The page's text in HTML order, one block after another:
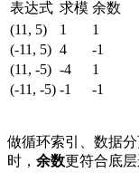
表达式 求模 余数
(11, 5)
1
1
(-11, 5) 4
-1
(11, -5) -4
1
(-11, -5) -1 -1
做循环索引、数据分
时， 余数更符合底层